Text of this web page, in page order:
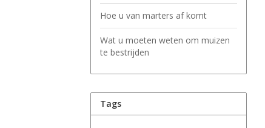
Hoe u van marters af komt
Wat u moeten weten om muizen
te bestrijden
Tags